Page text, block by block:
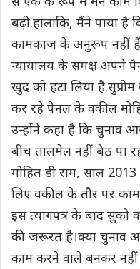
बढ़ी.हालांकि, मैंने पाया है
कामकाज के अनुरूप नहीं हैं
न्यायालय के समक्ष अपने
खुद को हटा लिया है.सुप्रीम
कर रहे पैनल के वकील
उन्होंने कहा है कि चुनाव
बीच तालमेल नहीं बैठ पा
मोहित डी राम, साल
लिए वकील के तौर पर
इस त्यागपत्र के बाद सुको
की जरूरत है।क्या चुनाव
काम करने वाले बनकर